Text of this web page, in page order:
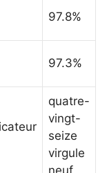
97.8%
97.3%
quatre-
vingt-
seize
virgule
neuf